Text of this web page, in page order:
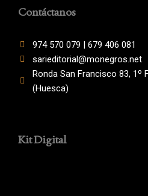
Contáctanos
974 570 079 | 679 406 081
sarieditorial@monegros.net
Ronda San Francisco 83, 1º
(Huesca)
Kit Digital